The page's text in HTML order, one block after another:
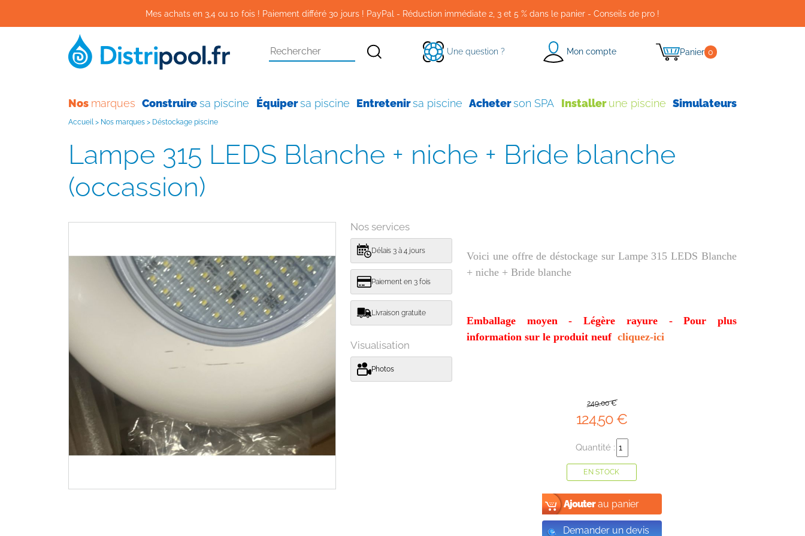
Mes achats en 3,4 ou 10 fois ! Paiement différé 30 jours ! PayPal - Réduction immédiate 2, 3 et 5 % dans le panier - Conseils de pro !
Une question ? Mon compte Panier 0
Nos marques Construiresa piscine Équipersa piscine Entretenirsa piscine Acheterson SPA Installerune piscine Simulateurs
Accueil > Nos marques > Déstockage piscine
Lampe 315 LEDS Blanche + niche + Bride blanche
(occassion)
Nos services
Délais 3 à 4 jours
Paiement en 3 fois
Livraison gratuite
Visualisation
Photos
Voici une offre de déstockage sur Lampe 315 LEDS Blanche
+ niche + Bride blanche
Emballage moyen - Légère rayure - Pour plus
information sur le produit neuf cliquez-ici
249,00€
124,50 €
Quantité :
EN STOCK
Ajouterau panier
Demander un devis